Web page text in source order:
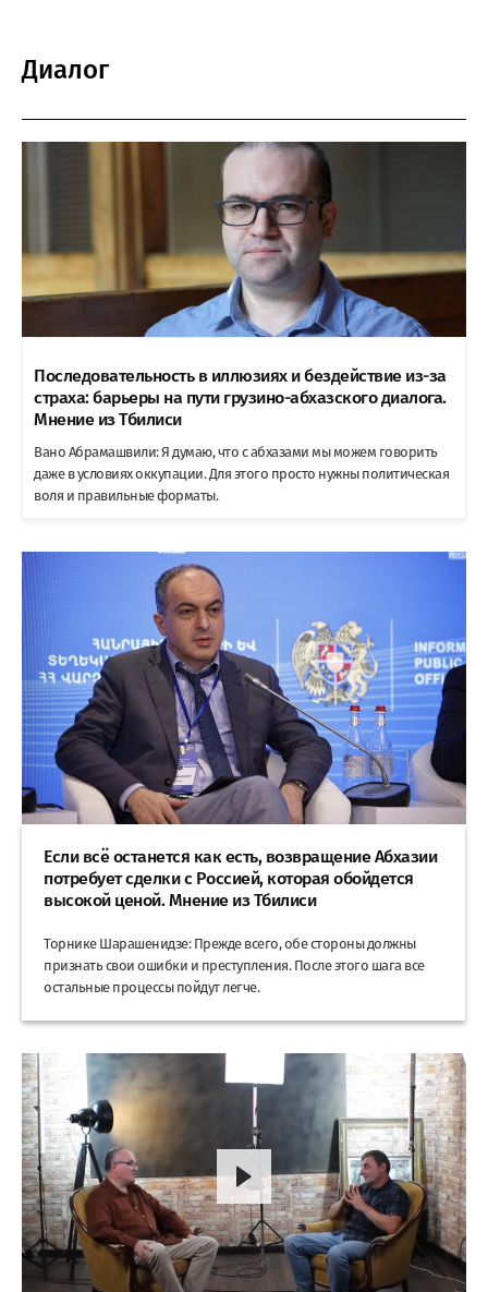
Диалог
Последовательность в иллюзиях и бездействие из-за
страха: барьеры на пути грузино-абхазского диалога.
Мнение из Тбилиси
Вано Абрамашвили: Я думаю, что с абхазами мы можем говорить
даже в условиях оккупации. Для этого просто нужны политическая
воля и правильные форматы.
Если всё останется как есть, возвращение Абхазии
потребует сделки с Россией, которая обойдется
высокой ценой. Мнение из Тбилиси
Торнике Шарашенидзе: Прежде всего, обе стороны должны
признать свои ошибки и преступления. После этого шага все
остальные процессы пойдут легче.